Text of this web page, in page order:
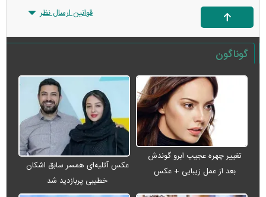
قوانین ارسال نظر
گوناگون
تغییر چهره عجیب ابرو گوندش
بعد از عمل زیبایی + عکس
عکس آتلیه‌ای همسر سابق اشکان
خطیبی پربازدید شد